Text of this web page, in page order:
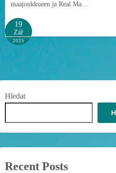
maajoukkueen ja Real Ma…
19
Zář
2025
Hledat
Recent Posts